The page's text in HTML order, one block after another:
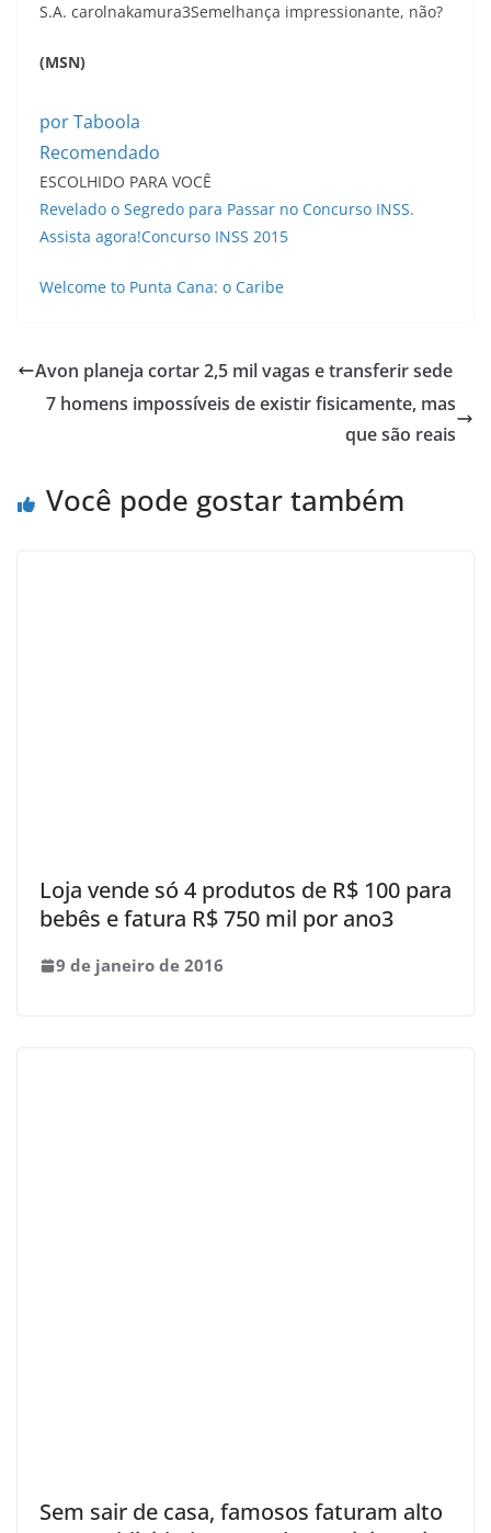
S.A. carolnakamura3Semelhança impressionante, não?
(MSN)
por Taboola
Recomendado
ESCOLHIDO PARA VOCÊ
Revelado o Segredo para Passar no Concurso INSS.
Assista agora!Concurso INSS 2015
Welcome to Punta Cana: o Caribe
Avon planeja cortar 2,5 mil vagas e transferir sede
7 homens impossíveis de existir fisicamente, mas
que são reais
Você pode gostar também
Loja vende só 4 produtos de R$ 100 para
bebês e fatura R$ 750 mil por ano3
9 de janeiro de 2016
Sem sair de casa, famosos faturam alto